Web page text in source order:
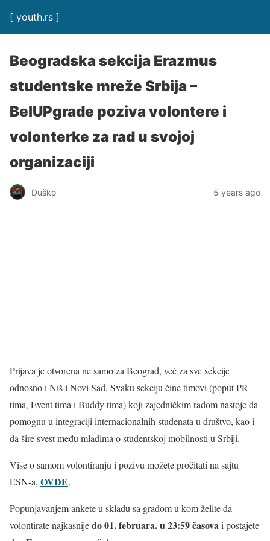
[ youth.rs ]
Beogradska sekcija Erazmus
studentske mreže Srbija –
BelUPgrade poziva volontere i
volonterke za rad u svojoj
organizaciji
Duško 5 years ago
Prijava je otvorena ne samo za Beograd, već za sve sekcije
odnosno i Niš i Novi Sad. Svaku sekciju čine timovi (poput PR
tima, Event tima i Buddy tima) koji zajedničkim radom nastoje da
pomognu u integraciji internacionalnih studenata u društvo, kao i
da šire svest među mladima o studentskoj mobilnosti u Srbiji.
Više o samom volontiranju i pozivu možete pročitati na sajtu
ESN-a, OVDE.
Popunjavanjem ankete u skladu sa gradom u kom želite da
volontirate najkasnijedo 01. februara. u 23:59 časovai postajete